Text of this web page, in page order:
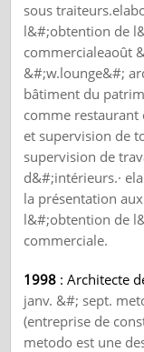
sous
l&#;obtention de
commercialeaoût
&#;w.lounge&#;
bâtiment du
comme restaurant
et supervision de
supervision de
d&#;intérieurs.·
la présentation
l&#;obtention de
commerciale.
1998 : Architecte
janv. &#; sept.
(entreprise de
metodo est une